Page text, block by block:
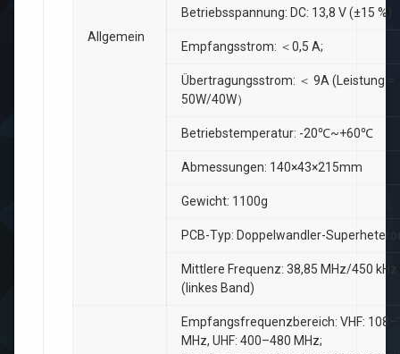
Allgemein
Betriebsspannung: DC: 13,8 V (±15 %)
Empfangsstrom: ＜0,5 A;
Übertragungsstrom: ＜ 9A (Leistung =
50W/40W）
Betriebstemperatur: -20℃~+60℃
Abmessungen: 140×43×215mm
Gewicht: 1100g
PCB-Typ: Doppelwandler-
Mittlere Frequenz: 38,85 MHz/450 kHz
(linkes Band)
Empfangsfrequenzbereich: VHF:
MHz, UHF: 400–480 MHz;